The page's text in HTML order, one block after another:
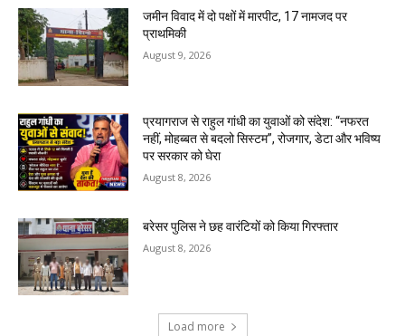
जमीन विवाद में दो पक्षों में मारपीट, 17 नामजद पर
प्राथमिकी
August 9, 2026
प्रयागराज से राहुल गांधी का युवाओं को संदेश: “नफरत
नहीं, मोहब्बत से बदलो सिस्टम”, रोजगार, डेटा और भविष्य
पर सरकार को घेरा
August 8, 2026
बरेसर पुलिस ने छह वारंटियों को किया गिरफ्तार
August 8, 2026
Load more